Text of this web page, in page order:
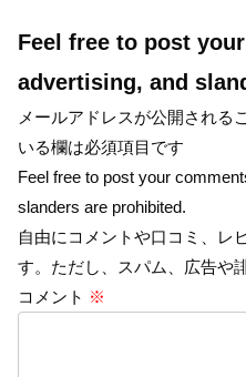
Feel free to post
advertising, and
メールアドレスが公開される
いる欄は必須項目です
Feel free to post your
slanders are prohibited.
自由にコメントや口コミ、レ
す。ただし、スパム、広告や
コメント ※